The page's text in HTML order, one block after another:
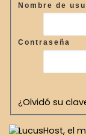
Nombre de
Contraseña
¿Olvidó su